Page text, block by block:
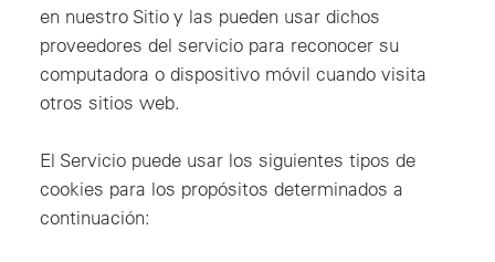
en nuestro Sitio y las pueden usar dichos
proveedores del servicio para reconocer su
computadora o dispositivo móvil cuando visita
otros sitios web.
El Servicio puede usar los siguientes tipos de
cookies para los propósitos determinados a
continuación: